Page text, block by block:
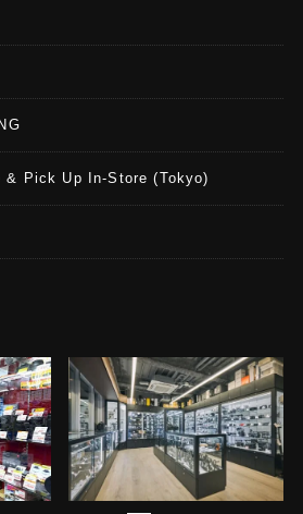
& Pick Up In-Store (Tokyo)